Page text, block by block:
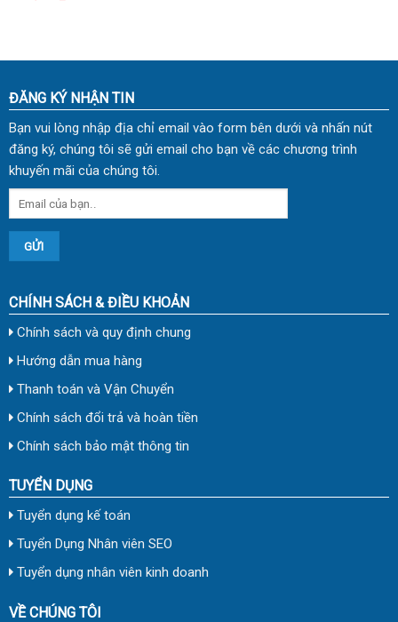
ĐĂNG KÝ NHẬN TIN
Bạn vui lòng nhập địa chỉ email vào form bên dưới và nhấn nút
đăng ký, chúng tôi sẽ gửi email cho bạn về các chương trình
khuyến mãi của chúng tôi.
CHÍNH SÁCH & ĐIỀU KHOẢN
Chính sách và quy định chung
Hướng dẫn mua hàng
Thanh toán và Vận Chuyển
Chính sách đổi trả và hoàn tiền
Chính sách bảo mật thông tin
TUYỂN DỤNG
Tuyển dụng kế toán
Tuyển Dụng Nhân viên SEO
Tuyển dụng nhân viên kinh doanh
VỀ CHÚNG TÔI